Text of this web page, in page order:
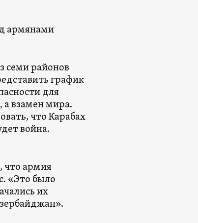
армянами
семи районов
график
для
а взамен мира.
что Карабах
война.
что армия
«Это было
их